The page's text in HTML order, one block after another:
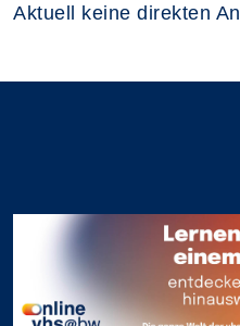
Aktuell keine direkten